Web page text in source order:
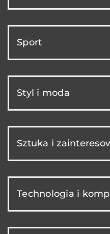
Sport
Styl i moda
Sztuka i
Technologia i